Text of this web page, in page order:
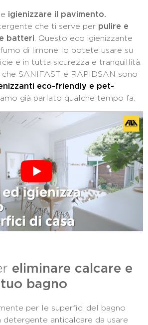
igienizzare il pavimento.
che ti serve per pulire e
batteri. Questo eco igienizzante
di limone lo potete usare su
e in tutta sicurezza e tranquillità.
che SANIFAST e RAPIDSAN sono
eco-friendly e pet-
già parlato qualche tempo fa.
eliminare calcare e
bagno
per le superfici del bagno
detergente anticalcare da usare